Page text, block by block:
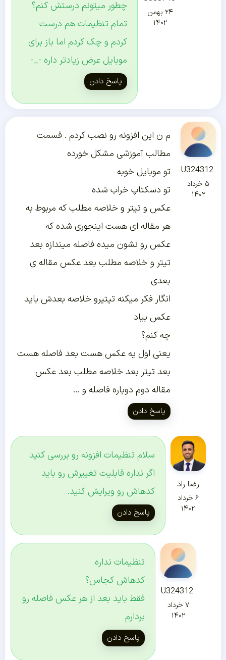
۲۴ بهمن
۱۴۰۲
چطور میتونم درستش کنم؟
تمام تنظیمات هم درست
کردم و چک کردم اما باز برای
موبایل عرض زیادتر داره -_-
پاسخ دادن
U324312
۵ خرداد
۱۴۰۲
م ن این افزونه رو نصب کردم . قسمت
مطالب آموزشی مشکل خورده
تو موبایل خوبه
تو دسکتاپ خراب شده
عکس و تیتر و خلاصه مطلب که مربوط به
هر مقاله ای هست اینجوری شده که
عکس رو نشون میده فاصله میندازه بعد
تیتر و خلاصه مطلب بعد عکس مقاله ی
بعدی
انگار فکر میکنه تیتیرو خلاصه بعدش باید
عکس بیاد
چه کنم؟
یعنی اول یه عکس هست بعد فاصله هست
بعد تیتر بعد خلاصه مطلب بعد عکس
مقاله دوم دوباره فاصله و …
پاسخ دادن
رضا راد
۶ خرداد
۱۴۰۲
سلام تنظیمات افزونه رو بررسی کنید
اگر نداره قابلیت تغییرش رو باید
کدهاش رو ویرایش کنید.
پاسخ دادن
U324312
۷ خرداد
۱۴۰۲
تنظیمات نداره
کدهاش کجاس؟
فقط باید بعد از هر عکس فاصله رو
بردارم
پاسخ دادن